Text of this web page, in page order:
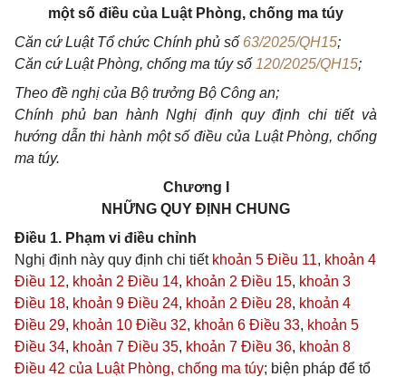
một số điều của Luật Phòng, chống ma túy
Căn cứ Luật Tổ chức Chính phủ số 63/2025/QH15;
Căn cứ Luật Phòng, chống ma túy số 120/2025/QH15;
Theo đề nghị của Bộ trưởng Bộ Công an;
Chính phủ ban hành Nghị định quy định chi tiết và
hướng dẫn thi hành một số điều của Luật Phòng, chống
ma túy.
Chương I
NHỮNG QUY ĐỊNH CHUNG
Điều 1. Phạm vi điều chỉnh
Nghị định này quy định chi tiết khoản 5 Điều 11, khoản 4
Điều 12, khoản 2 Điều 14, khoản 2 Điều 15, khoản 3
Điều 18, khoản 9 Điều 24, khoản 2 Điều 28, khoản 4
Điều 29, khoản 10 Điều 32, khoản 6 Điều 33, khoản 5
Điều 34, khoản 7 Điều 35, khoản 7 Điều 36, khoản 8
Điều 42 của Luật Phòng, chống ma túy; biện pháp để tổ